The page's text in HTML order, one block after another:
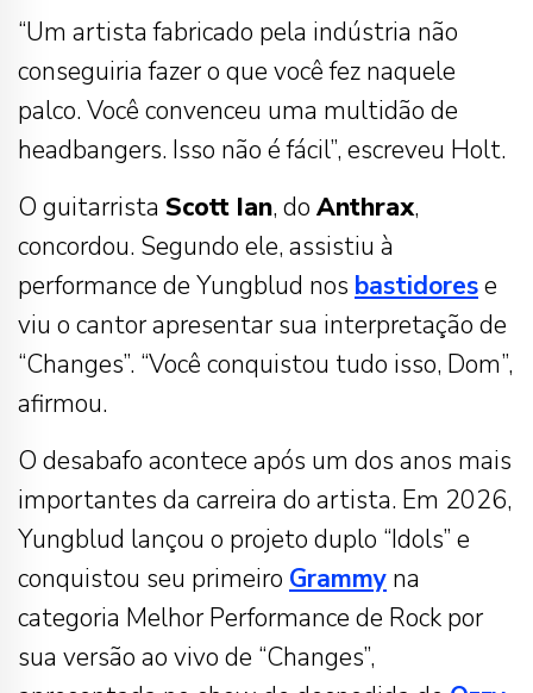
“Um artista fabricado pela indústria não
conseguiria fazer o que você fez naquele
palco. Você convenceu uma multidão de
headbangers. Isso não é fácil”, escreveu Holt.
O guitarrista Scott Ian, do Anthrax,
concordou. Segundo ele, assistiu à
performance de Yungblud nos bastidorese
viu o cantor apresentar sua interpretação de
“Changes”. “Você conquistou tudo isso, Dom”,
afirmou.
O desabafo acontece após um dos anos mais
importantes da carreira do artista. Em 2026,
Yungblud lançou o projeto duplo “Idols” e
conquistou seu primeiro Grammy na
categoria Melhor Performance de Rock por
sua versão ao vivo de “Changes”,